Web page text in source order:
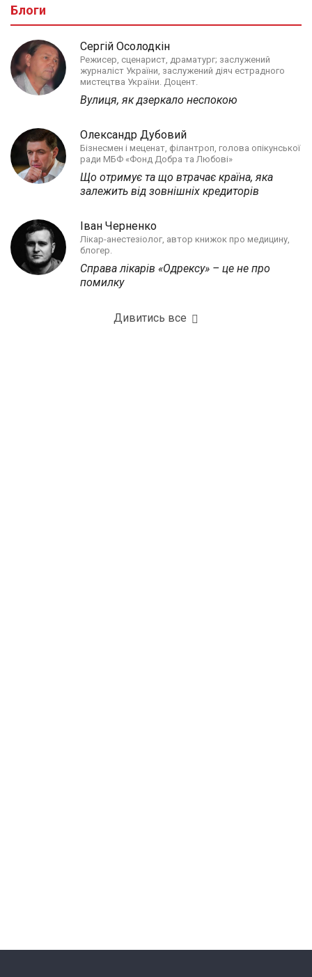
Блоги
Сергій Осолодкін
Режисер, сценарист, драматург; заслужений
журналіст України, заслужений діяч естрадного
мистецтва України. Доцент.
Вулиця, як дзеркало неспокою
Олександр Дубовий
Бізнесмен і меценат, філантроп, голова опікунської
ради МБФ «Фонд Добра та Любові»
Що отримує та що втрачає країна, яка
залежить від зовнішніх кредиторів
Іван Черненко
Лікар-анестезіолог, автор книжок про медицину,
блогер.
Справа лікарів «Одрексу» – це не про
помилку
Дивитись все